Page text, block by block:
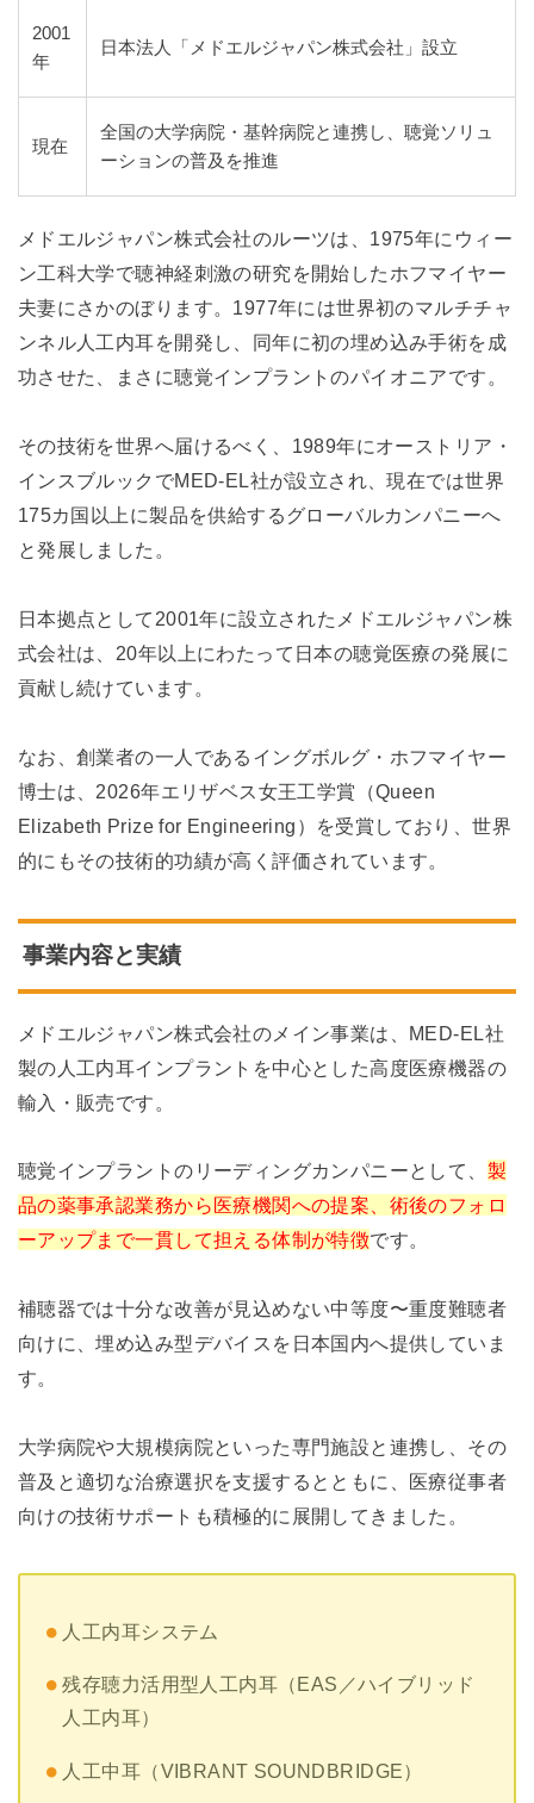
2001
年
日本法人「メドエルジャパン株式会社」設立
現在
全国の大学病院・基幹病院と連携し、聴覚ソリュ
ーションの普及を推進
メドエルジャパン株式会社のルーツは、1975年にウィー
ン工科大学で聴神経刺激の研究を開始したホフマイヤー
夫妻にさかのぼります。1977年には世界初のマルチチャ
ンネル人工内耳を開発し、同年に初の埋め込み手術を成
功させた、まさに聴覚インプラントのパイオニアです。
その技術を世界へ届けるべく、1989年にオーストリア・
インスブルックでMED-EL社が設立され、現在では世界
175カ国以上に製品を供給するグローバルカンパニーへ
と発展しました。
日本拠点として2001年に設立されたメドエルジャパン株
式会社は、20年以上にわたって日本の聴覚医療の発展に
貢献し続けています。
なお、創業者の一人であるイングボルグ・ホフマイヤー
博士は、2026年エリザベス女王工学賞（Queen
Elizabeth Prize for Engineering）を受賞しており、世界
的にもその技術的功績が高く評価されています。
事業内容と実績
メドエルジャパン株式会社のメイン事業は、MED-EL社
製の人工内耳インプラントを中心とした高度医療機器の
輸入・販売です。
聴覚インプラントのリーディングカンパニーとして、 製
品の薬事承認業務から医療機関への提案、術後のフォロ
ーアップまで一貫して担える体制が特徴です。
補聴器では十分な改善が見込めない中等度〜重度難聴者
向けに、埋め込み型デバイスを日本国内へ提供していま
す。
大学病院や大規模病院といった専門施設と連携し、その
普及と適切な治療選択を支援するとともに、医療従事者
向けの技術サポートも積極的に展開してきました。
人工内耳システム
残存聴力活用型人工内耳（EAS／ハイブリッド
人工内耳）
人工中耳（VIBRANT SOUNDBRIDGE）